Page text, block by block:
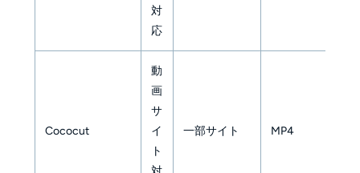
対
応
Cococut
動
画
サ
イ
ト
一部サイト MP4